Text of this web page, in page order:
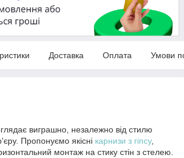
Доставка Оплата Умови
виграшно, незалежно від стилю
Пропонуємо якісні карнизи з гіпсу,
монтаж на стику стін з стелею.